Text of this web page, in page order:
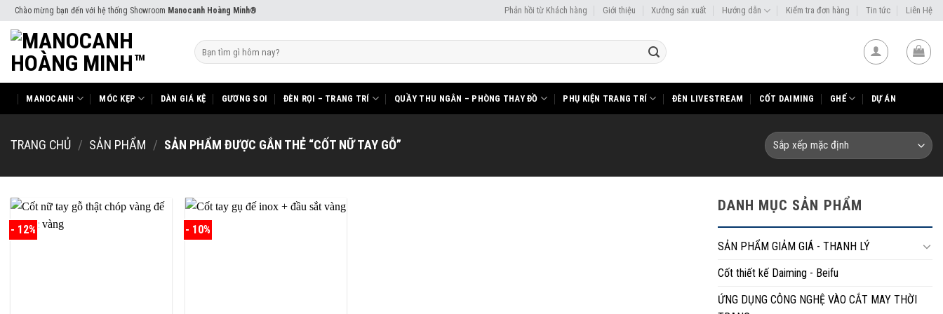
Skip
to
content
Chào mừng bạn đến với hệ thống Showroom Manocanh Hoàng Minh® Phản hồi từ Khách hàng Giới thiệu Xưởng sản xuất Hướng dẫn Kiểm tra đơn hàng Tin tức Liên Hệ
Tìm
kiếm:
MANOCANH MÓC KẸP DÀN GIÁ KỆ GƯƠNG SOI ĐÈN RỌI – TRANG TRÍ QUẦY THU NGÂN – PHÒNG THAY ĐỒ PHỤ KIỆN TRANG TRÍ ĐÈN LIVESTREAM CỐT DAIMING GHẾ DỰ ÁN
TRANG CHỦ / SẢN PHẨM / SẢN PHẨM ĐƯỢC GẮN THẺ “CỐT NỮ TAY GỖ”
- 12% - 10%
DANH MỤC SẢN PHẨM
SẢN PHẨM GIẢM GIÁ - THANH LÝ
Cốt thiết kế Daiming - Beifu
ỨNG DỤNG CÔNG NGHỆ VÀO CẮT MAY THỜI